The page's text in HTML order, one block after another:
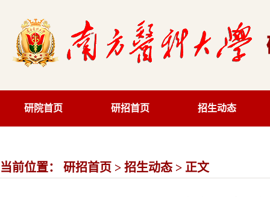
研院首页 研招首页 招生动态
当前位置： 研招首页 > 招生动态> 正文